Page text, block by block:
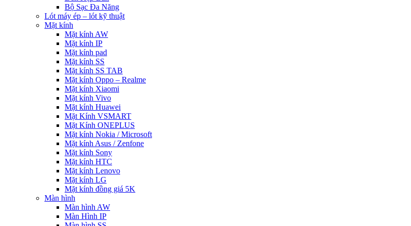
Bộ Sạc Đa Năng
Lót máy ép – lót kỹ thuật
Mặt kính
Mặt kính AW
Mặt kính IP
Mặt kính pad
Mặt kính SS
Mặt kính SS TAB
Mặt kính Oppo – Realme
Mặt kính Xiaomi
Mặt kính Vivo
Mặt kính Huawei
Mặt Kính VSMART
Mặt Kính ONEPLUS
Mặt kính Nokia / Microsoft
Mặt kính Asus / Zenfone
Mặt kính Sony
Mặt kính HTC
Mặt kính Lenovo
Mặt kính LG
Mặt kính đồng giá 5K
Màn hình
Màn hình AW
Màn Hình IP